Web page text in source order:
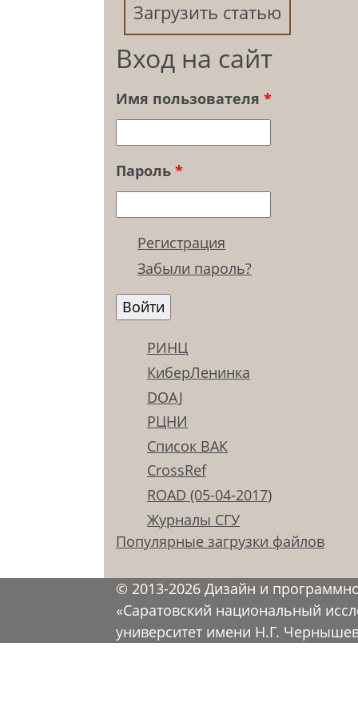
Загрузить статью
Вход на сайт
Имя пользователя *
Пароль *
Регистрация
Забыли пароль?
РИНЦ
КиберЛенинка
DOAJ
РЦНИ
Список ВАК
CrossRef
ROAD (05-04-2017)
Журналы СГУ
Популярные загрузки файлов
© 2013-2026 Дизайн и
«Саратовский национальный
университет имени Н.Г.